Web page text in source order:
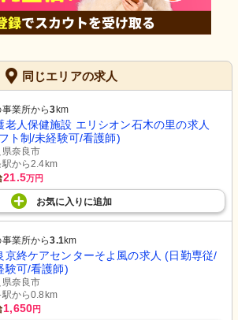
同じエリアの求人
事業所から3 km
老人保健施設 エリシオン石木の里の求人
ト制/未経験可/看護師)
県奈良市
駅から2.4km
21.5万円
お気に入り に追加
事業所から3.1km
京終ケアセンターそよ風の求人 (日勤専従/
験可/看護師)
県奈良市
駅から0.8km
1,650円